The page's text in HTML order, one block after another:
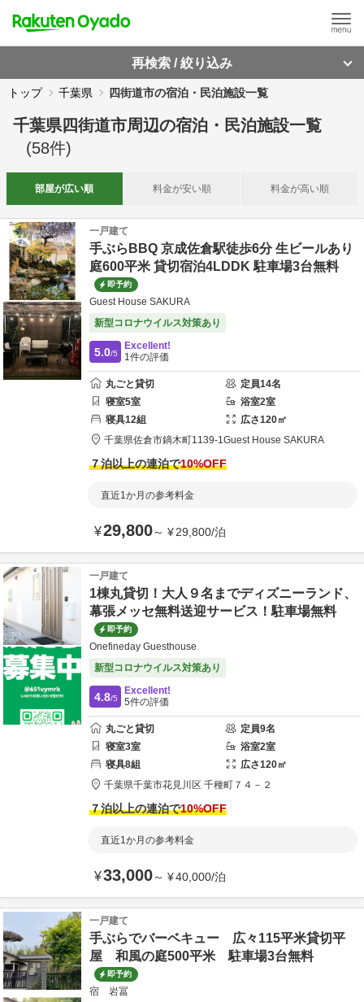
再検索 / 絞り込み
トップ 千葉県 四街道市の宿泊・民泊施設一覧
千葉県四街道市周辺の宿泊・民泊施設一覧
(58件)
部屋が広い順 料金が安い順 料金が高い順
一戸建て
手ぶらBBQ 京成佐倉駅徒歩6分 生ビールあり
庭600平米 貸切宿泊4LDDK 駐車場3台無料
即予約
Guest House SAKURA
新型コロナウイルス対策あり
5.0/5
Excellent!
1件の評価
丸ごと貸切 定員14名
寝室5室 浴室2室
寝具12組 広さ120㎡
千葉県佐倉市鏑木町1139-1Guest House SAKURA
７泊以上の連泊で10%OFF
直近1か月の参考料金
¥29,800～ ¥29,800/泊
一戸建て
1棟丸貸切！大人９名までディズニーランド、
幕張メッセ無料送迎サービス！駐車場無料
即予約
Onefineday Guesthouse
新型コロナウイルス対策あり
4.8/5
Excellent!
5件の評価
丸ごと貸切 定員9名
寝室3室 浴室2室
寝具8組 広さ120㎡
千葉県千葉市花見川区 千種町７４－２
７泊以上の連泊で10%OFF
直近1か月の参考料金
¥33,000～ ¥40,000/泊
一戸建て
手ぶらでバーベキュー 広々115平米貸切平
屋 和風の庭500平米 駐車場3台無料
即予約
宿 岩冨